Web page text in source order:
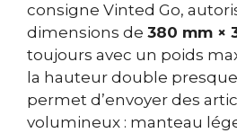
consigne Vinted Go,
dimensions de 380 mm ×
toujours avec un poids
la hauteur double presque
permet d’envoyer des
volumineux : manteau